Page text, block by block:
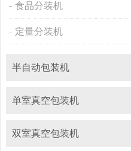
食品分装机
定量分装机
半自动包装机
单室真空包装机
双室真空包装机